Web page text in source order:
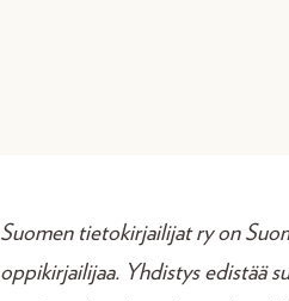
Suomen tietokirjailijat ry on
oppikirjailijaa. Yhdistys edistää